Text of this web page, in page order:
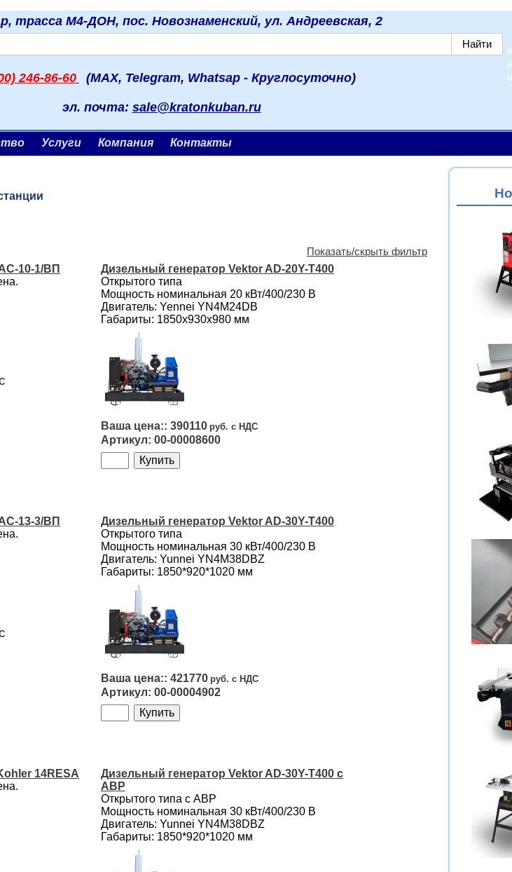
трасса М4-ДОН, пос. Новознаменский, ул. Андреевская, 2
246-86-60 (MAX, Telegram, Whatsap - Круглосуточно)
эл. почта: sale@kratonkuban.ru
Услуги Компания Контакты
Показать/скрыть фильтр
10-1/ВП
Дизельный генератор Vektor AD-20Y-T400
Открытого типа
Мощность номинальная 20 кВт/400/230 B
Двигатель: Yennei YN4M24DB
Габариты: 1850х930х980 мм
390110
00-00008600
13-3/ВП
Дизельный генератор Vektor AD-30Y-T400
Открытого типа
Мощность номинальная 30 кВт/400/230 B
Двигатель: Yunnei YN4M38DBZ
Габариты: 1850*920*1020 мм
421770
00-00004902
14RESA
Дизельный генератор Vektor AD-30Y-T400 с
АВР
Открытого типа с АВР
Мощность номинальная 30 кВт/400/230 B
Двигатель: Yunnei YN4M38DBZ
Габариты: 1850*920*1020 мм